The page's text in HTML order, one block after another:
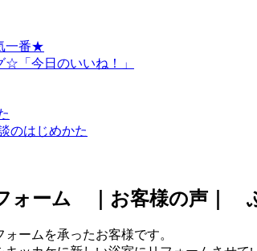
一番★
☆「今日のいいね！」
のはじめかた
ォーム ｜お客様の声｜
ームを承ったお客様です。